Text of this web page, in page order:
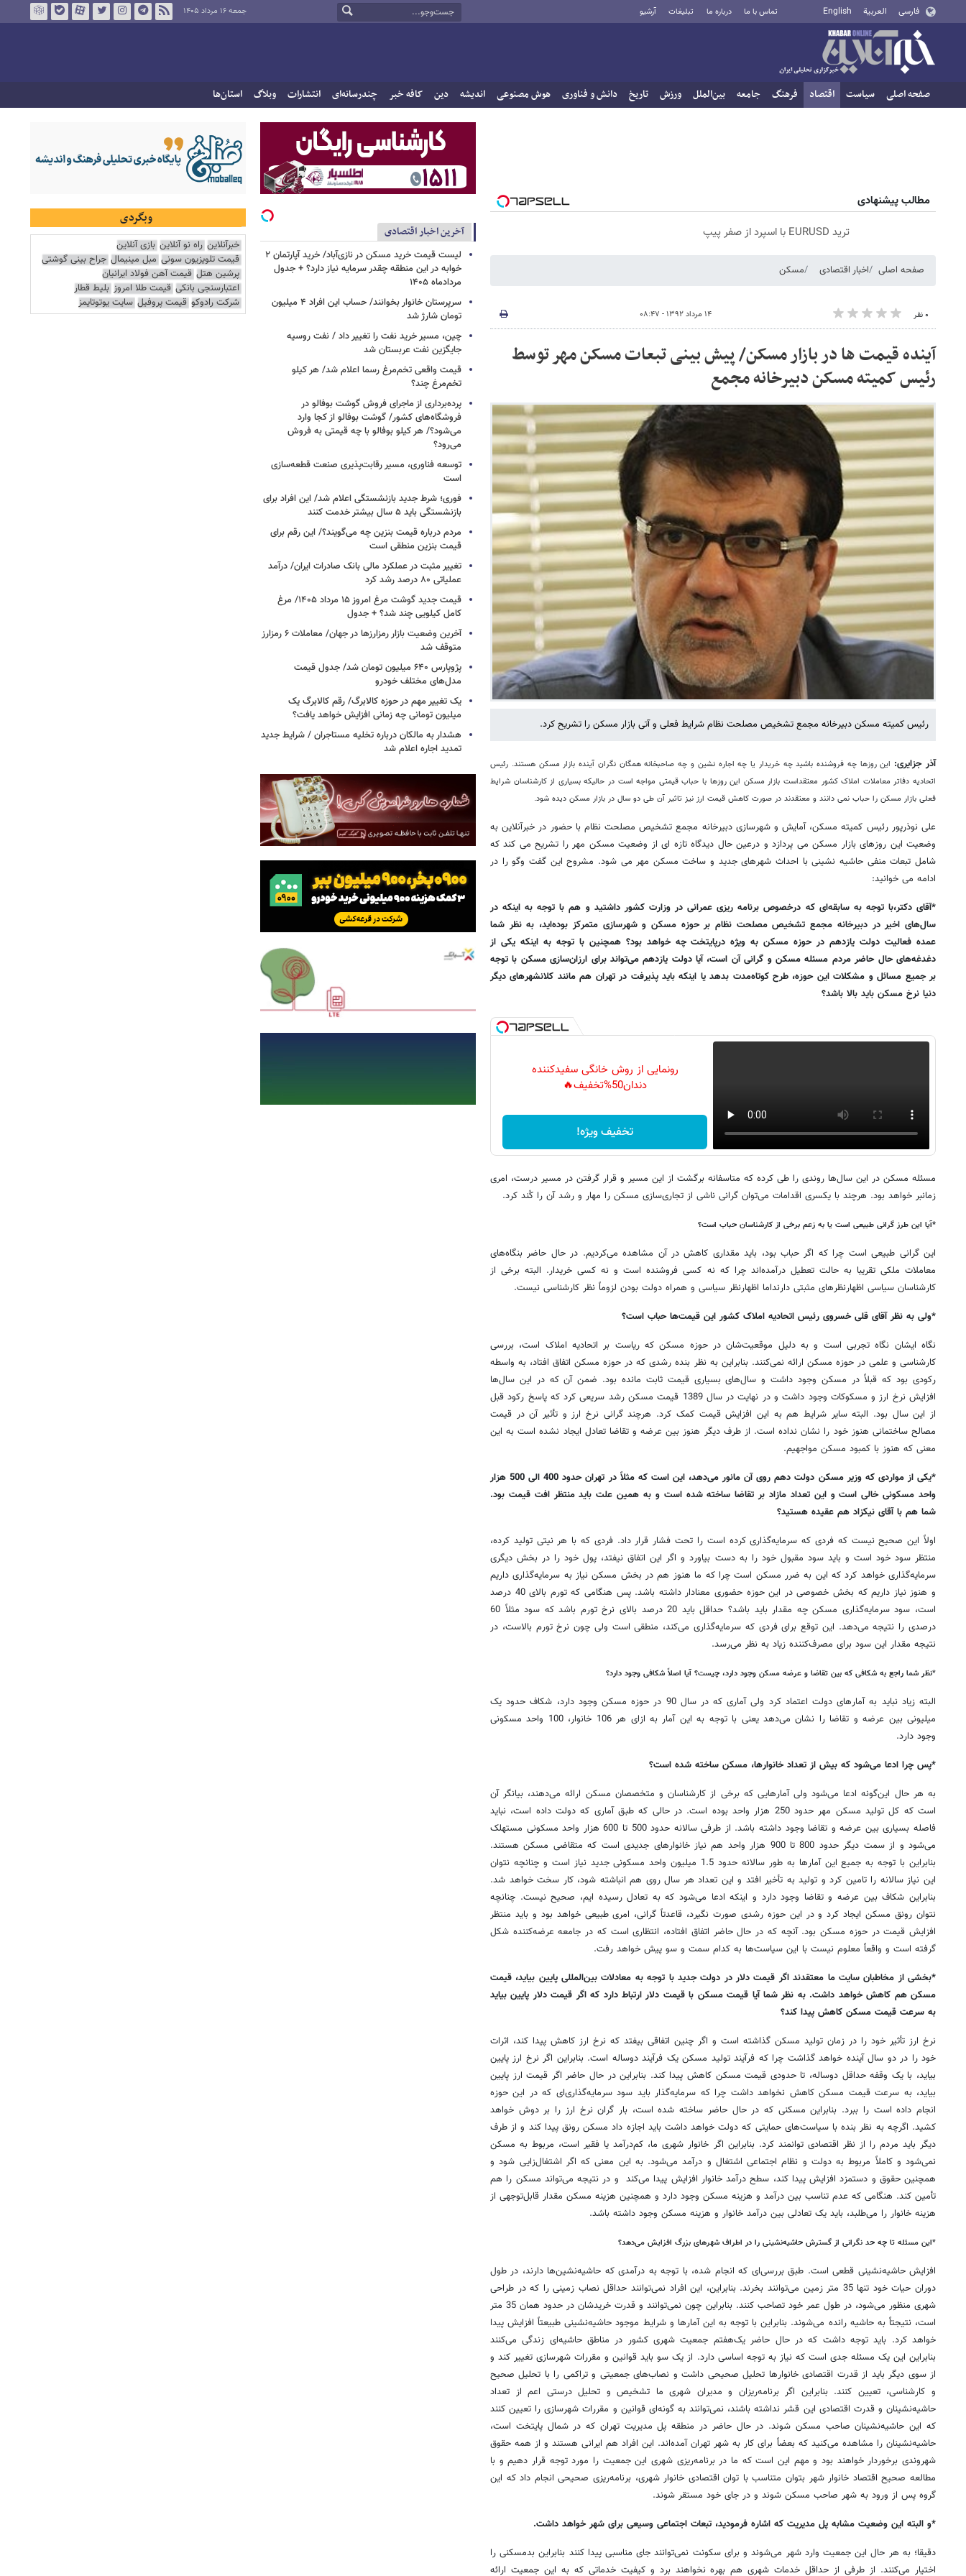
فارسی العربية English تماس با ما درباره ما تبلیغات آرشیو جمعه ۱۶ مرداد ۱۴۰۵
صفحه اصلی سیاست اقتصاد فرهنگ جامعه بین‌الملل ورزش تاریخ دانش و فناوری هوش مصنوعی اندیشه دین کافه خبر چندرسانه‌ای انتشارات وبلاگ استان‌ها
مطالب پیشنهادی
ترید EURUSD با اسپرد از صفر پیپ
صفحه اصلی اخبار اقتصادی مسکن
۰ نفر ۱۴ مرداد ۱۳۹۲ - ۰۸:۴۷
آینده قیمت ها در بازار مسکن/ پیش بینی تبعات مسکن مهر توسط
رئیس کمیته مسکن دبیرخانه مجمع
رئیس کمیته مسکن دبیرخانه مجمع تشخیص مصلحت نظام شرایط فعلی و آتی بازار مسکن را تشریح کرد.
آذر جزایری: این روزها چه فروشنده باشید چه خریدار یا چه اجاره نشین و چه صاحبخانه همگان نگران آینده بازار مسکن هستند. رئیس
اتحادیه دفاتر معاملات املاک کشور معتقداست بازار مسکن این روزها با حباب قیمتی مواجه است در حالیکه بسیاری از کارشناسان شرایط
فعلی بازار مسکن را حباب نمی دانند و معتقدند در صورت کاهش قیمت ارز نیز تاثیر آن طی دو سال در بازار مسکن دیده شود.
علی نوذرپور رئیس کمیته مسکن، آمایش و شهرسازی دبیرخانه مجمع تشخیص مصلحت نظام با حضور در خبرآنلاین به
وضعیت این روزهای بازار مسکن می پردازد و درعین حال دیدگاه تازه ای از وضعیت مسکن مهر را تشریح می کند که
شامل تبعات منفی حاشیه نشینی با احداث شهرهای جدید و ساخت مسکن مهر می شود. مشروح این گفت وگو را در
ادامه می خوانید:
*آقای دکتر،‌با توجه به سابقه‌ای که درخصوص برنامه ریزی عمرانی در وزارت کشور داشتید و هم با توجه به اینکه در
سال‌های اخیر در دبیرخانه مجمع تشخیص مصلحت نظام بر حوزه مسکن و شهرسازی متمرکز بوده‌اید، به نظر شما
عمده فعالیت دولت یازدهم در حوزه مسکن به ویژه درپایتخت چه خواهد بود؟ همچنین با توجه به اینکه یکی از
دغدغه‌های حال حاضر مردم مسئله مسکن و گرانی آن است، آیا دولت یازدهم می‌تواند برای ارزان‌سازی مسکن با توجه
بر جمیع مسائل و مشکلات این حوزه، طرح کوتاه‌مدت بدهد یا اینکه باید پذیرفت در تهران هم مانند کلانشهرهای دیگر
دنیا نرخ مسکن باید بالا باشد؟
رونمایی از روش خانگی سفیدکننده
دندان50%تخفیف🔥
تخفیف ویژه!
مسئله مسکن در این سال‌ها روندی را طی کرده که متاسفانه برگشت از این مسیر و قرار گرفتن در مسیر درست، امری
زمانبر خواهد بود. هرچند با یکسری اقدامات می‌توان گرانی ناشی از تجاری‌سازی مسکن را مهار و رشد آن را کُند کرد.
*آیا این طرز گرانی طبیعی است یا به زعم برخی از کارشناسان حباب است؟
این گرانی طبیعی است چرا که اگر حباب بود، باید مقداری کاهش در آن مشاهده می‌کردیم. در حال حاضر بنگاه‌های
معاملات ملکی تقریبا به حالت تعطیل درآمده‌اند چرا که نه کسی فروشنده است و نه کسی خریدار. البته برخی از
کارشناسان سیاسی اظهارنظرهای مثبتی دارنداما اظهارنظر سیاسی و همراه دولت بودن لزوماً نظر کارشناسی نیست.
*ولی به نظر آقای قلی‌ خسروی رئیس اتحادیه املاک کشور این قیمت‌ها حباب است؟
نگاه ایشان نگاه تجربی است و به دلیل موقعیت‌شان در حوزه مسکن که ریاست بر اتحادیه املاک است، بررسی
کارشناسی و علمی در حوزه مسکن ارائه نمی‌کنند. بنابراین به نظر بنده رشدی که در حوزه مسکن اتفاق افتاد، به واسطه
رکودی بود که قبلاً در مسکن وجود داشت و سال‌های بسیاری قیمت ثابت مانده بود. ضمن آن که در این سال‌ها
افزایش نرخ ارز و مسکوکات وجود داشت و در نهایت در سال 1389 قیمت مسکن رشد سریعی کرد که پاسخ رکود قبل
از این سال بود. البته سایر شرایط هم به این افزایش قیمت کمک کرد. هرچند گرانی نرخ ارز و تأثیر آن در قیمت
مصالح ساختمانی هنوز خود را نشان نداده است. از طرف دیگر هنوز بین عرضه و تقاضا تعادل ایجاد نشده است به این
معنی که هنوز با کمبود مسکن مواجهیم.
*
یکی از مواردی که وزیر مسکن دولت دهم روی آن مانور می‌دهد، این است که مثلاً در تهران حدود 400 الی 500 هزار
واحد مسکونی خالی است و این تعداد مازاد بر تقاضا ساخته شده است و به همین علت باید منتظر افت قیمت بود.
شما هم با آقای نیکزاد هم عقیده هستید؟
اولاً این صحیح نیست که فردی که سرمایه‌گذاری کرده است را تحت فشار قرار داد. فردی که با هر نیتی تولید کرده،‌
منتظر سود خود است و باید سود مقبول خود را به دست بیاورد و اگر این اتفاق نیفتد، پول خود را در بخش دیگری
سرمایه‌گذاری خواهد کرد که این به ضرر مسکن است چرا که ما هنوز هم در بخش مسکن نیاز به سرمایه‌گذاری داریم
و هنوز نیاز داریم که بخش خصوصی در این حوزه حضوری معنادار داشته باشد. پس هنگامی که تورم بالای 40 درصد
است، سود سرمایه‌گذاری مسکن چه مقدار باید باشد؟ حداقل باید 20 درصد بالای نرخ تورم باشد که سود مثلاً 60
درصدی را نتیجه می‌دهد. این توقع برای فردی که سرمایه‌گذاری می‌کند، منطقی است ولی چون نرخ تورم بالاست،‌ در
نتیجه مقدار این سود برای مصرف‌کننده زیاد به نظر می‌رسد.
*نظر شما راجع به شکافی که بین تقاضا و عرضه مسکن وجود دارد، چیست؟ آیا اصلاً شکافی وجود دارد؟
البته زیاد نباید به آمارهای دولت اعتماد کرد ولی آماری که در سال 90 در حوزه مسکن وجود دارد، شکاف حدود یک
میلیونی بین عرضه و تقاضا را نشان می‌دهد یعنی با توجه به این آمار به ازای هر 106 خانوار، 100 واحد مسکونی
وجود دارد.
*پس چرا ادعا می‌شود که بیش از تعداد خانوارها، مسکن ساخته شده است؟
به هر حال این‌گونه ادعا می‌شود ولی آمارهایی که برخی از کارشناسان و متخصصان مسکن ارائه می‌دهند، بیانگر آن
است که کل تولید مسکن مهر حدود 250 هزار واحد بوده است. در حالی که طبق آماری که دولت داده است، نباید
فاصله بسیاری بین عرضه و تقاضا وجود داشته باشد. از طرفی سالانه حدود 500 تا 600 هزار واحد مسکونی مستهلک
می‌شود و از سمت دیگر حدود 800 تا 900 هزار واحد هم نیاز خانوارهای جدیدی است که متقاضی مسکن هستند.
بنابراین با توجه به جمیع این آمارها به طور سالانه حدود 1.5 میلیون واحد مسکونی جدید نیاز است و چنانچه نتوان
این نیاز سالانه را تامین کرد و تولید به تأخیر ‌افتد و این تعداد هر سال روی هم انباشته ‌شود، کار سخت خواهد شد.
بنابراین شکاف بین عرضه و تقاضا وجود دارد و اینکه ادعا می‌شود که به تعادل رسیده ایم، صحیح نیست. چنانچه
نتوان رونق مسکن ایجاد کرد و در این حوزه رشدی صورت نگیرد، قاعدتاً گرانی، امری طبیعی خواهد بود و باید منتظر
افزایش قیمت در حوزه مسکن بود. آنچه که در حال حاضر اتفاق افتاده، انتظاری است که در جامعه عرضه‌کننده شکل
گرفته است و واقعاً معلوم نیست با این سیاست‌ها به کدام سمت و سو پیش خواهد رفت.
*بخشی از مخاطبان سایت ما معتقدند اگر قیمت دلار در دولت جدید با توجه به معادلات بین‌المللی پایین بیاید، قیمت
مسکن هم کاهش خواهد داشت. به نظر شما آیا قیمت مسکن با قیمت دلار ارتباط دارد که اگر قیمت دلار پایین بیاید
به سرعت قیمت مسکن کاهش پیدا کند؟
نرخ ارز تأثیر خود را در زمان تولید مسکن گذاشته است و اگر چنین اتفاقی بیفتد که نرخ ارز کاهش پیدا کند، اثرات
خود را در دو سال آینده خواهد گذاشت چرا که فرآیند تولید مسکن یک فرآیند دوساله است. بنابراین اگر نرخ ارز پایین
بیاید، با یک وقفه حداقل دوساله، تا حدودی قیمت مسکن کاهش پیدا کند. بنابراین در حال حاضر اگر قیمت ارز پایین
بیاید، به سرعت قیمت مسکن کاهش نخواهد داشت چرا که سرمایه‌گذار باید سود سرمایه‌گذاری‌ای که در این حوزه
انجام داده است را ببرد. بنابراین مسکنی که در حال حاضر ساخته شده است، بار گران نرخ ارز را بر دوش خواهد
کشید. اگرچه به نظر بنده با سیاست‌های حمایتی که دولت خواهد داشت باید اجازه داد مسکن رونق پیدا کند و از طرف
دیگر باید مردم را از نظر اقتصادی توانمند کرد. بنابراین اگر خانوار شهری ما، کم‌درآمد یا فقیر است، مربوط به مسکن
نمی‌شود و کاملاً مربوط به دولت و نظام اجتماعی اشتغال و درآمد می‌شود. به این معنی که اگر اشتغال‌زایی شود و
همچنین حقوق و دستمزد افزایش پیدا کند، سطح درآمد خانوار افزایش پیدا می‌کند و در نتیجه می‌تواند مسکن را هم
تأمین کند. هنگامی که عدم تناسب بین درآمد و هزینه مسکن وجود دارد و همچنین هزینه مسکن مقدار قابل‌توجهی از
هزینه خانوار را می‌طلبد، باید یک تعادلی بین درآمد خانوار و هزینه مسکن وجود داشته باشد.
*این مسئله تا چه حد نگرانی از گسترش حاشیه‌نشینی را در اطراف شهرهای بزرگ افزایش می‌دهد؟
افزایش حاشیه‌نشینی قطعی است. طبق بررسی‌ای که انجام شده، با توجه به درآمدی که حاشیه‌نشین‌ها دارند، در طول
دوران حیات خود تنها 35 متر زمین می‌توانند بخرند. بنابراین، این افراد نمی‌توانند حداقل نصاب زمینی را که در طراحی
شهری منظور می‌شود، در طول عمر خود تصاحب کنند. بنابراین چون نمی‌توانند و قدرت خریدشان در حدود همان 35 متر
است،‌ نتیجتاً به حاشیه رانده می‌شوند. بنابراین با توجه به این آمارها و شرایط موجود حاشیه‌نشینی طبیعتاً افزایش پیدا
خواهد کرد. باید توجه داشت که در حال حاضر یک‌هفتم جمعیت شهری کشور در مناطق حاشیه‌ای زندگی می‌کنند
بنابراین این یک مسئله جدی است که نیاز به توجه اساسی دارد. از یک سو باید قوانین و مقررات شهرسازی تغییر کند و
از سوی دیگر باید از قدرت اقتصادی خانوارها تحلیل صحیحی داشت و نصاب‌های جمعیتی و تراکمی را با تحلیل صحیح
و کارشناسی، تعیین کنند. بنابراین اگر برنامه‌ریزان و مدیران شهری ما تشخیص و تحلیل درستی اعم از تعداد
حاشیه‌نشینان و قدرت اقتصادی این قشر نداشته باشند، نمی‌توانند به گونه‌ای قوانین و مقررات شهرسازی را تعیین کنند
که این حاشیه‌نشینان صاحب مسکن شوند. در حال حاضر در منطقه پل مدیریت تهران که در شمال پایتخت است،
حاشیه‌نشینان را مشاهده می‌کنید که بعضاً برای کار به شهر تهران آمده‌اند. این افراد هم ایرانی هستند و از همه حقوق
شهروندی برخوردار خواهند بود و مهم این است که ما در برنامه‌ریزی شهری این جمعیت را مورد توجه قرار دهیم و با
مطالعه صحیح اقتصاد خانوار شهر بتوان متناسب با توان اقتصادی خانوار شهری، برنامه‌ریزی صحیحی انجام داد که این
گروه پس از ورود به شهر صاحب مسکن شوند و در جای خود مستقر شوند.
*و البته این وضعیت مشابه پل مدیریت که اشاره فرمودید، تبعات اجتماعی وسیعی برای شهر خواهد داشت.
دقیقا؛ به هر حال این جمعیت وارد شهر می‌شوند و برای سکونت نمی‌توانند جای مناسبی پیدا کنند بنابراین بدمسکنی را
اختیار می‌کنند. از طرفی از حداقل خدمات شهری هم بهره نخواهند برد و کیفیت خدماتی که به این جمعیت ارائه
آخرین اخبار اقتصادی
خوابه در این منطقه چقدر سرمایه نیاز دارد؟ + جدول
مردادماه ۱۴۰۵
سرپرستان خانوار بخوانند/ حساب این افراد ۴ میلیون
تومان شارژ شد
چین، مسیر خرید نفت را تغییر داد / نفت روسیه
جایگزین نفت عربستان شد
قیمت واقعی تخم‌مرغ رسما اعلام شد/ هر کیلو
پرده‌برداری از ماجرای فروش گوشت بوفالو در
فروشگاه‌های کشور/ گوشت بوفالو از کجا وارد
می‌شود؟/ هر کیلو بوفالو با چه قیمتی به فروش
می‌رود؟
توسعه فناوری، مسیر رقابت‌پذیری صنعت قطعه‌سازی
است
فوری؛ شرط جدید بازنشستگی اعلام شد/ این افراد برای
بازنشستگی باید ۵ سال بیشتر خدمت کنند
مردم درباره قیمت بنزین چه می‌گویند؟/ این رقم برای
قیمت بنزین منطقی است
تغییر مثبت در عملکرد مالی بانک صادرات ایران/ درآمد
عملیاتی ۸۰ درصد رشد کرد
قیمت جدید گوشت مرغ امروز ۱۵ مرداد ۱۴۰۵/ مرغ
کامل کیلویی چند شد؟ + جدول
متوقف شد
پژوپارس ۶۴۰ میلیون تومان شد/ جدول قیمت
مدل‌های مختلف خودرو
یک تغییر مهم در حوزه کالابرگ/ رقم کالابرگ یک
میلیون تومانی چه زمانی افزایش خواهد یافت؟
هشدار به مالکان درباره تخلیه مستاجران / شرایط جدید
تمدید اجاره اعلام شد
وبگردی
خبرآنلاین راه نو آنلاین بازی آنلاین
قیمت تلویزیون سونی مبل مینیمال جراح بینی گوشتی
پرشین هتل قیمت آهن فولاد ایرانیان
اعتبارسنجی بانکی قیمت طلا امروز بلیط قطار
شرکت رادوکو قیمت پروفیل سایت یوتوتایمز